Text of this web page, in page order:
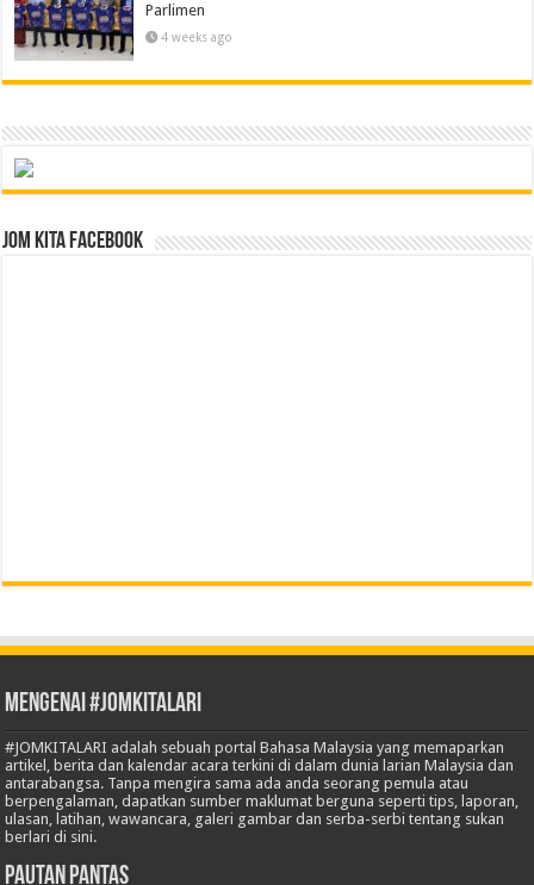
Parlimen
4 weeks ago
Jom Kita Facebook
Mengenai #JOMKITALARI
#JOMKITALARI adalah sebuah portal Bahasa Malaysia yang memaparkan
artikel, berita dan kalendar acara terkini di dalam dunia larian Malaysia dan
antarabangsa. Tanpa mengira sama ada anda seorang pemula atau
berpengalaman, dapatkan sumber maklumat berguna seperti tips, laporan,
ulasan, latihan, wawancara, galeri gambar dan serba-serbi tentang sukan
berlari di sini.
Pautan Pantas